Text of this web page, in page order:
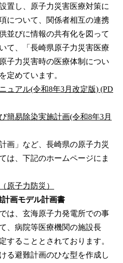
置し、原子力災害医療対策に
について、関係者相互の連携
並びに情報の共有化を図って
て、「長崎県原子力災害医療
子力災害時の医療体制につい
定めています。
ュアル(令和8年3月改定版) (PD
簡易除染実施計画(令和8年3月
画」など、長崎県の原子力災
は、下記のホームページにま
原子力防災）
画モデル計画書
は、玄海原子力発電所での事
、病院等医療機関の施設長
することとされております。
る避難計画のひな型を作成し